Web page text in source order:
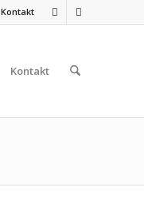
Kontakt
Kontakt